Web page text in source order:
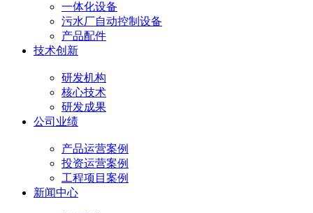
一体化设备
污水厂自动控制设备
产品配件
技术创新
研发机构
核心技术
研发成果
公司业绩
产品运营案例
投资运营案例
工程项目案例
新闻中心